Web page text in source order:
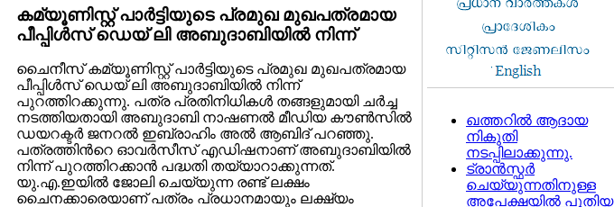
കമ്യൂണിസ്റ്റ് പാര്‍ട്ടിയുടെ പ്രമുഖ മുഖപത്രമായ
പീപ്പിള്‍സ് ഡെയ് ലി അബുദാബിയില്‍ നിന്ന്
ചൈനീസ് കമ്യൂണിസ്റ്റ് പാര്‍ട്ടിയുടെ പ്രമുഖ മുഖപത്രമായ
പീപ്പിള്‍സ് ഡെയ് ലി അബുദാബിയില്‍ നിന്ന്
പുറത്തിറക്കുന്നു. പത്ര പ്രതിനിധികള്‍ തങ്ങളുമായി ചര്‍ച്ച
നടത്തിയതായി അബുദാബി നാഷണല്‍ മീഡിയ കൗണ്‍സില്‍
ഡയറക്ടര്‍ ജനറല്‍ ഇബ്രാഹിം അല്‍ ആബിദ് പറഞ്ഞു.
പത്രത്തിന്‍റെ ഓവര്‍സീസ് എഡിഷനാണ് അബുദാബിയില്‍
നിന്ന് പുറത്തിറക്കാന്‍ പദ്ധതി തയ്യാറാക്കുന്നത്.
യു.എ.ഇയില്‍ ജോലി ചെയ്യുന്ന രണ്ട് ലക്ഷം
ചൈനക്കാരെയാണ് പത്രം പ്രധാനമായും ലക്ഷ്യം
ഖത്തറില്‍ ആദായ
നികുതി
നടപ്പിലാക്കുന്നു.
ട്രാന്‍സ്ഫര്‍
ചെയ്യുന്നതിനുള്ള
അപേക്ഷയില്‍ പുതിയ